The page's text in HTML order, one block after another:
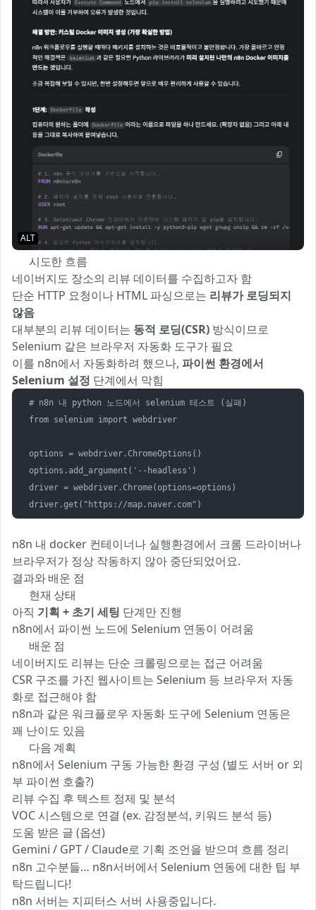
ALT
🔍 시도한 흐름
네이버지도 장소의 리뷰 데이터를 수집하고자 함
단순 HTTP 요청이나 HTML 파싱으로는 리뷰가 로딩되지
않음
대부분의 리뷰 데이터는 동적 로딩(CSR) 방식이므로
Selenium 같은 브라우저 자동화 도구가 필요
이를 n8n에서 자동화하려 했으나, 파이썬 환경에서
Selenium 설정 단계에서 막힘
# n8n 내 python 노드에서 selenium 테스트 (실패)
from selenium import webdriver
options = webdriver.ChromeOptions()
options.add_argument('--headless')
driver = webdriver.Chrome(options=options)
n8n 내 docker 컨테이너나 실행환경에서 크롬 드라이버나
브라우저가 정상 작동하지 않아 중단되었어요.
결과와 배운 점
✅ 현재 상태
아직 기획 + 초기 세팅 단계만 진행
n8n에서 파이썬 노드에 Selenium 연동이 어려움
💡 배운 점
네이버지도 리뷰는 단순 크롤링으로는 접근 어려움
CSR 구조를 가진 웹사이트는 Selenium 등 브라우저 자동
화로 접근해야 함
n8n과 같은 워크플로우 자동화 도구에 Selenium 연동은
꽤 난이도 있음
🔜 다음 계획
n8n에서 Selenium 구동 가능한 환경 구성 (별도 서버 or 외
부 파이썬 호출?)
리뷰 수집 후 텍스트 정제 및 분석
VOC 시스템으로 연결 (ex. 감정분석, 키워드 분석 등)
도움 받은 글 (옵션)
Gemini / GPT / Claude로 기획 조언을 받으며 흐름 정리
n8n 고수분들… n8n서버에서 Selenium 연동에 대한 팁 부
탁드립니다! 🙇‍♂️
n8n 서버는 지피터스 서버 사용중입니다.